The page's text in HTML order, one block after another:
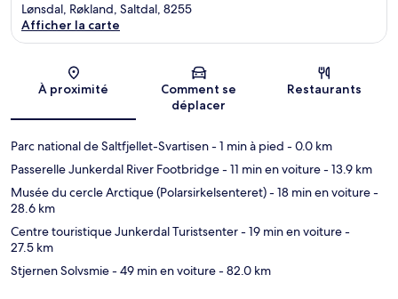
Carte
Lønsdal, Røkland, Saltdal, 8255
Afficher la carte
À proximité
Comment se
déplacer
Restaurants
Parc national de Saltfjellet-Svartisen- 1 min à pied - 0.0 km
Passerelle Junkerdal River Footbridge- 11 min en voiture- 13.9 km
Musée du cercle Arctique (Polarsirkelsenteret)- 18 min en voiture-
28.6 km
Centre touristique Junkerdal Turistsenter- 19 min en voiture-
27.5 km
Stjernen Solvsmie- 49 min en voiture- 82.0 km